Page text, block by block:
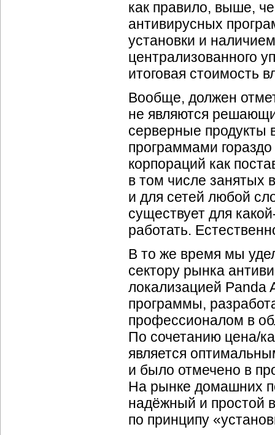
как правило, выше,
антивирусных
установки и
централизованного
итоговая стоимость
Вообще, должен
не являются
серверные продукты
программами
корпораций как
в том числе занятых
и для сетей любой
существует для
работать.
В то же время мы
сектору рынка
локализацией Panda
программы,
профессионалом в
По сочетанию цена/
является
и было отмечено в
На рынке домашних
надёжный и простой
по принципу